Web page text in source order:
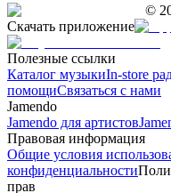
©
Скачать приложение
Полезные ссылки
Каталог музыкиIn-store
помощиСвязаться с нами
Jamendo
Jamendo для артистов
Правовая информация
Общие условия
конфиденциальности
прав